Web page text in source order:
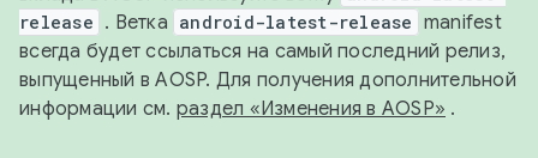
release . Ветка android-latest-release manifest
всегда будет ссылаться на самый последний релиз,
выпущенный в AOSP. Для получения дополнительной
информации см. раздел «Изменения в AOSP» .